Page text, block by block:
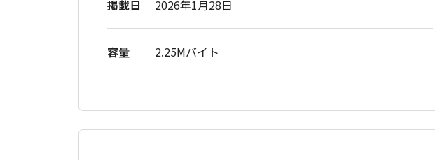
掲載日 2026年1月28日
容量 2.25Mバイト